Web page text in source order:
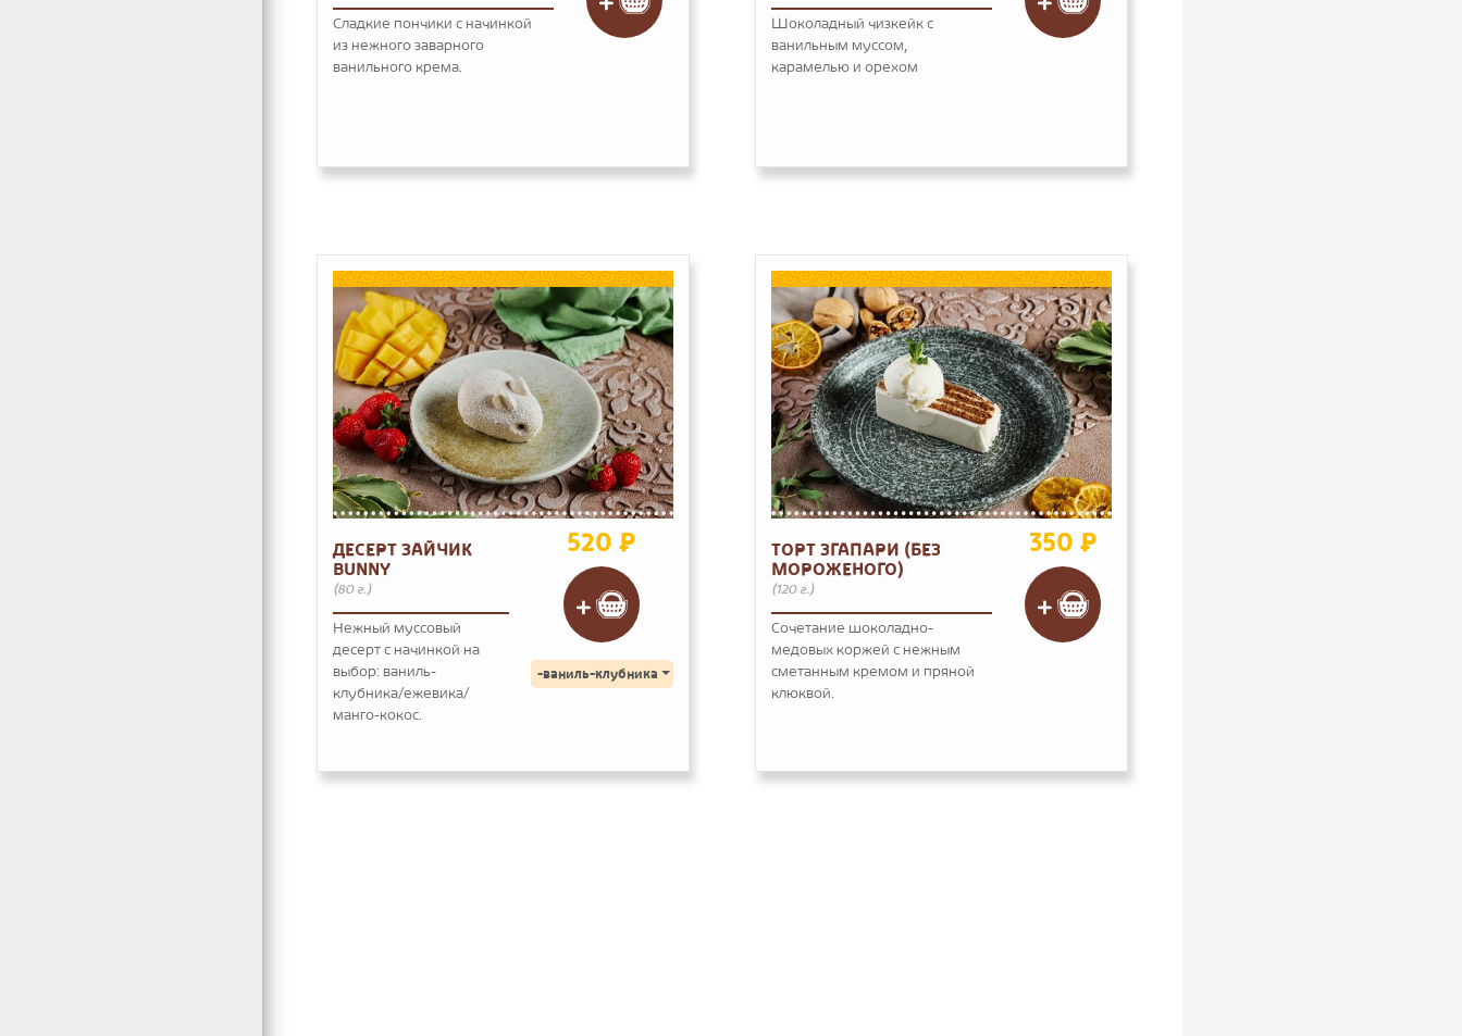
Сладкие пончики с начинкой
из нежного заварного
ванильного крема.
Шоколадный чизкейк с
ванильным муссом,
карамелью и орехом
ДЕСЕРТ ЗАЙЧИК
BUNNY
(80 г.)
Нежный муссовый
десерт с начинкой на
выбор: ваниль-
клубника/ежевика/
манго-кокос.
520 ₽
-ваниль-клубника
ТОРТ ЗГАПАРИ (БЕЗ
МОРОЖЕНОГО)
(120 г.)
Сочетание шоколадно-
медовых коржей с нежным
сметанным кремом и пряной
клюквой.
350 ₽